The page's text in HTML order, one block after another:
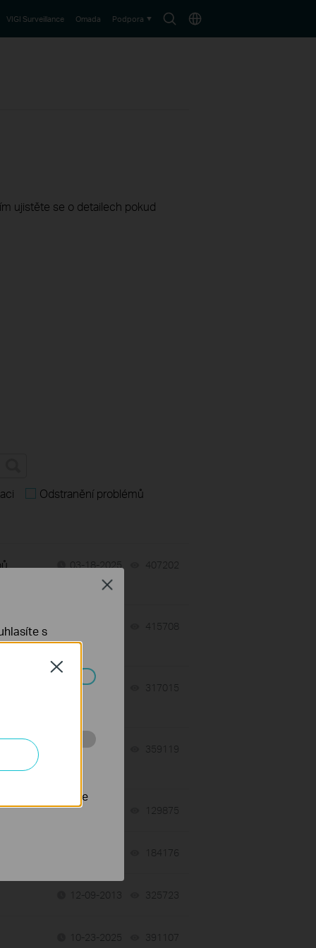
SearchChoose
VIGI Surveillance Omada Podpora
ujistěte se o detailech pokud
Odstranění problémů
03-18-2025 407202
415708
07-16-2026 317015
07-16-2026 359119
06-24-2026 129875
184176
12-09-2013 325723
10-23-2025 391107
Close
s
za
nastavit, aby se
Close